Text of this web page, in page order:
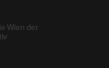
Wien der